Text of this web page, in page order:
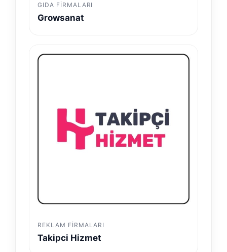
GIDA FIRMALARI
Growsanat
REKLAM FIRMALARI
Takipci Hizmet